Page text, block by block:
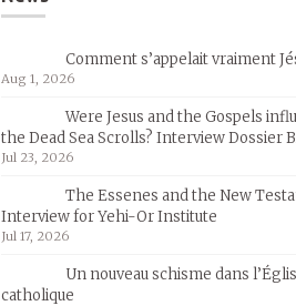
Comment s’appelait vraiment
Aug 1, 2026
Were Jesus and the Gospels
the Dead Sea Scrolls? Interview Dossier
Jul 23, 2026
The Essenes and the New
Interview for Yehi-Or Institute
Jul 17, 2026
Un nouveau schisme dans
catholique